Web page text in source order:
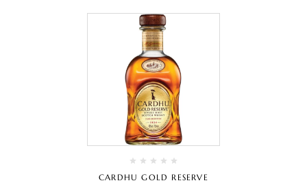
CARDHU GOLD RESERVE